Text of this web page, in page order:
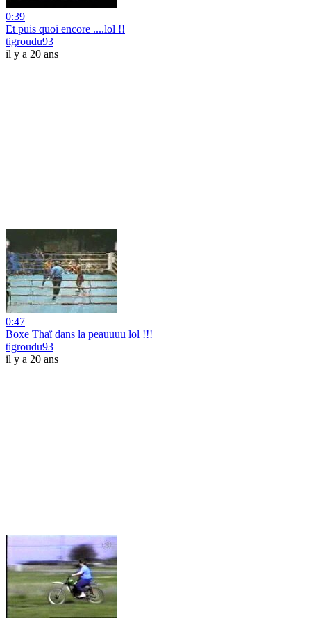
0:39
Et puis quoi encore ....lol !!
tigroudu93
il y a 20 ans
0:47
Boxe Thaï dans la peauuuu lol !!!
tigroudu93
il y a 20 ans